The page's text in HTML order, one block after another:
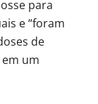
para
e “foram
de
um